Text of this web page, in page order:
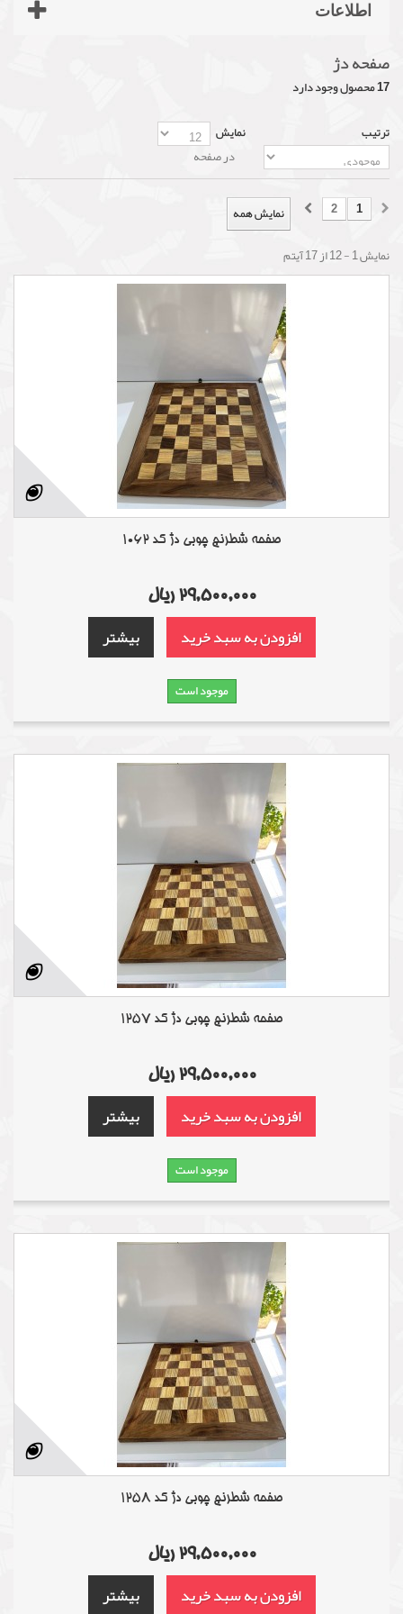
اطلاعات
صفحه دژ
17 محصول وجود دارد
ترتیب
نمایش
در صفحه
نمایش همه 1
2
نمایش 1 - 12 از 17 آیتم
صفحه شطرنج چوبی دژ کد 1062
29,500,000 ریال
افزودن به سبد خرید بیشتر
موجود است
صفحه شطرنج چوبی دژ کد 1257
29,500,000 ریال
افزودن به سبد خرید بیشتر
موجود است
صفحه شطرنج چوبی دژ کد 1258
29,500,000 ریال
افزودن به سبد خرید بیشتر